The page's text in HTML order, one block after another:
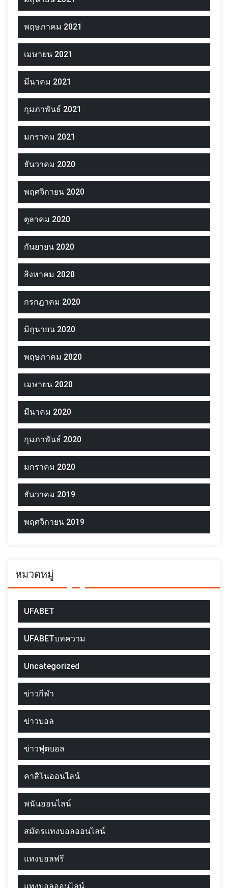
พฤษภาคม 2021
เมษายน 2021
มีนาคม 2021
กุมภาพันธ์ 2021
มกราคม 2021
ธันวาคม 2020
พฤศจิกายน 2020
ตุลาคม 2020
กันยายน 2020
สิงหาคม 2020
กรกฎาคม 2020
มิถุนายน 2020
พฤษภาคม 2020
เมษายน 2020
มีนาคม 2020
กุมภาพันธ์ 2020
มกราคม 2020
ธันวาคม 2019
พฤศจิกายน 2019
หมวดหมู่
UFABET
UFABETบทความ
Uncategorized
ข่าวกีฬา
ข่าวบอล
ข่าวฟุตบอล
คาสิโนออนไลน์
พนันออนไลน์
สมัครแทงบอลออนไลน์
แทงบอลฟรี